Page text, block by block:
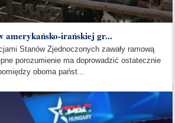
amerykańsko-irańskiej gr...
Stanów Zjednoczonych zawały ramową
porozumienie ma doprowadzić ostatecznie
oboma państ...